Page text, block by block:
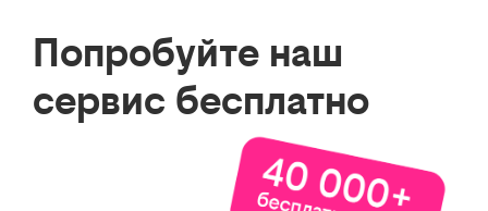
Попробуйте наш
сервис бесплатно